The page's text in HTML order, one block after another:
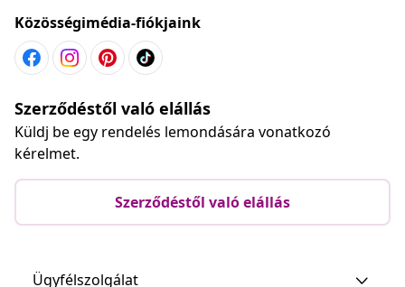
Közösségimédia-fiókjaink
Szerződéstől való elállás
Küldj be egy rendelés lemondására vonatkozó
kérelmet.
Szerződéstől való elállás
Ügyfélszolgálat